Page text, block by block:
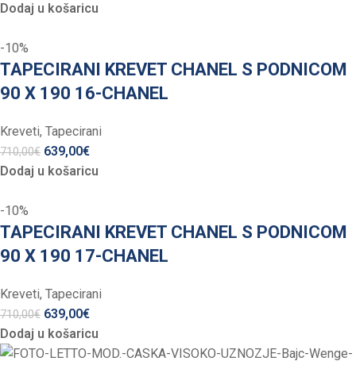
Dodaj u košaricu
-10%
TAPECIRANI KREVET CHANEL S PODNICOM
90 X 190 16-CHANEL
Kreveti, Tapecirani
710,00€ 639,00€
Dodaj u košaricu
-10%
TAPECIRANI KREVET CHANEL S PODNICOM
90 X 190 17-CHANEL
Kreveti, Tapecirani
710,00€ 639,00€
Dodaj u košaricu